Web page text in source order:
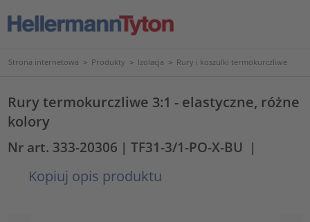
Strona internetowa > Produkty > Izolacja > Rury i koszulki termokurczliwe
Rury termokurczliwe 3:1 - elastyczne, różne
kolory
Nr art. 333-20306 | TF31-3/1-PO-X-BU |
Kopiuj opis produktu